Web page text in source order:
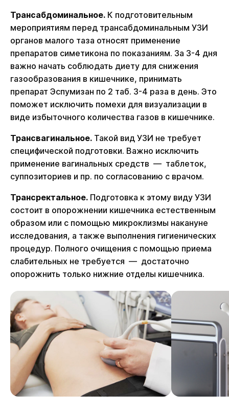
Трансабдоминальное. К подготовительным
мероприятиям перед трансабдоминальным УЗИ
органов малого таза относят применение
препаратов симетикона по показаниям. За 3-4 дня
важно начать соблюдать диету для снижения
газообразования в кишечнике, принимать
препарат Эспумизан по 2 таб. 3-4 раза в день. Это
поможет исключить помехи для визуализации в
виде избыточного количества газов в кишечнике.
Трансвагинальное. Такой вид УЗИ не требует
специфической подготовки. Важно исключить
применение вагинальных средств — таблеток,
суппозиториев и пр. по согласованию с врачом.
Трансректальное. Подготовка к этому виду УЗИ
состоит в опорожнении кишечника естественным
образом или с помощью микроклизмы накануне
исследования, а также выполнения гигиенических
процедур. Полного очищения с помощью приема
слабительных не требуется — достаточно
опорожнить только нижние отделы кишечника.